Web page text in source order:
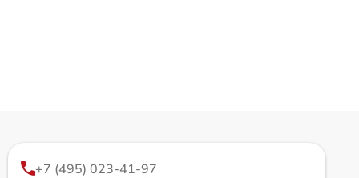
+7 (495) 023-41-97